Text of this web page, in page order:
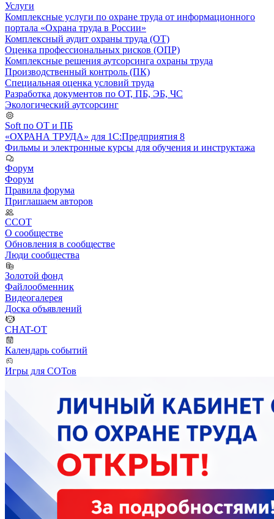
Услуги
Комплексные услуги по охране труда от информационного
портала «Охрана труда в России»
Комплексный аудит охраны труда (ОТ)
Оценка профессиональных рисков (ОПР)
Комплексные решения аутсорсинга охраны труда
Производственный контроль (ПК)
Специальная оценка условий труда
Разработка документов по ОТ, ПБ, ЭБ, ЧС
Экологический аутсорсинг
Soft по ОТ и ПБ
«ОХРАНА ТРУДА» для 1С:Предприятия 8
Фильмы и электронные курсы для обучения и инструктажа
Форум
Форум
Правила форума
Приглашаем авторов
ССОТ
О сообществе
Обновления в сообществе
Люди сообщества
Золотой фонд
Файлообменник
Видеогалерея
Доска объявлений
CHAT-OT
Календарь событий
Игры для СОТов